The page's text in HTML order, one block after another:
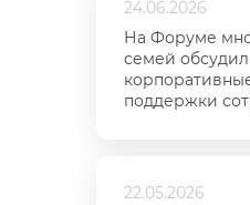
24.06.2026
На Форуме
семей
поддержки
22.05.2026